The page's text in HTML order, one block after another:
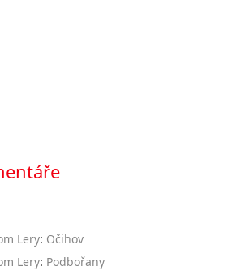
Lery: Očihov
Lery: Podbořany